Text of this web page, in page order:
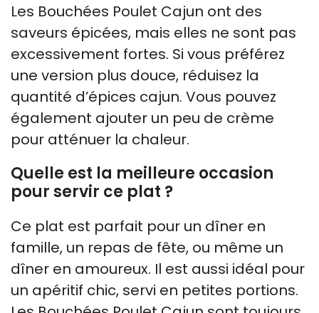
Les Bouchées Poulet Cajun ont des
saveurs épicées, mais elles ne sont pas
excessivement fortes. Si vous préférez
une version plus douce, réduisez la
quantité d’épices cajun. Vous pouvez
également ajouter un peu de crème
pour atténuer la chaleur.
Quelle est la meilleure occasion
pour servir ce plat ?
Ce plat est parfait pour un dîner en
famille, un repas de fête, ou même un
dîner en amoureux. Il est aussi idéal pour
un apéritif chic, servi en petites portions.